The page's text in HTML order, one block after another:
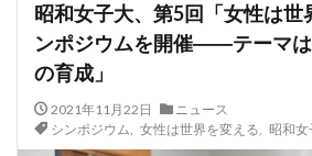
昭和女子大、第5回「女性は世
ンポジウムを開催――テーマ
の育成」
2021年11月22日
ニュース
シンポジウム
女性は世界を変える 昭和女